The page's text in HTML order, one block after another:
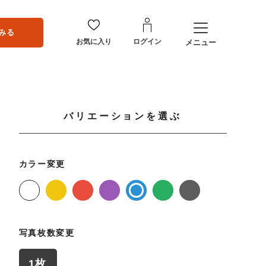
る
お気に入り ログイン メニュー
バリエーションを選ぶ
カラー変更
写真枚数変更
1枚